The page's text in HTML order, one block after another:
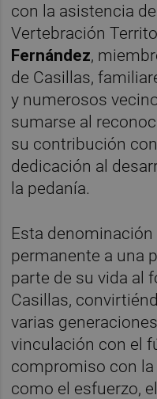
con la asistencia
Vertebración
Fernández,
de Casillas,
y numerosos
sumarse al
su contribución
dedicación al
la pedanía.
Esta
permanente a una
parte de su vida al
Casillas,
varias
vinculación con el
compromiso con
como el esfuerzo,